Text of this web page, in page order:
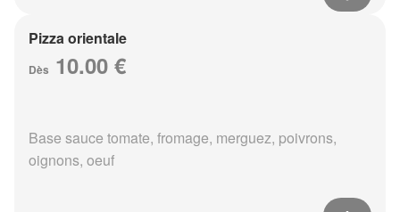
Pizza orientale
Dès 10.00 €
Base sauce tomate, fromage, merguez, poivrons,
oignons, oeuf